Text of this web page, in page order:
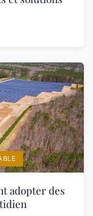
adopter des